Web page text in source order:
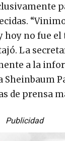
hoy no fue el
La
a la
Sheinbaum
de prensa
Publicidad